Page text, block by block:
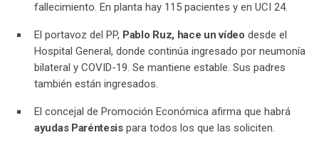
fallecimiento. En planta hay 115 pacientes y en UCI 24.
El portavoz del PP, Pablo Ruz, hace un vídeo desde el
Hospital General, donde continúa ingresado por neumonía
bilateral y COVID-19. Se mantiene estable. Sus padres
también están ingresados.
El concejal de Promoción Económica afirma que habrá
ayudas Paréntesispara todos los que las soliciten.